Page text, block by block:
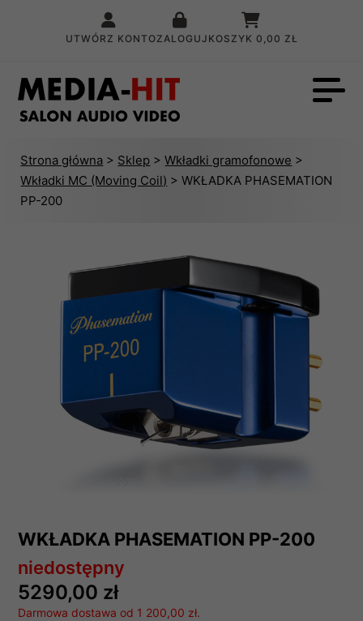
UTWÓRZ KONTOZALOGUJ KOSZYK 0,00 ZŁ
Strona główna > Sklep >Wkładki gramofonowe >
Wkładki MC (Moving Coil) > WKŁADKA PHASEMATION
PP-200
WKŁADKA PHASEMATION PP-200
niedostępny
5290,00 zł
Darmowa dostawa od 1 200,00 zł.